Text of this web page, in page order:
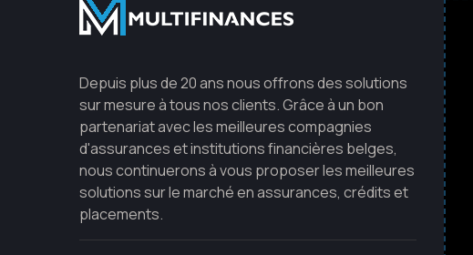
Depuis plus de 20 ans nous offrons des solutions
sur mesure à tous nos clients. Grâce à un bon
partenariat avec les meilleures compagnies
d'assurances et institutions financières belges,
nous continuerons à vous proposer les meilleures
solutions sur le marché en assurances, crédits et
placements.